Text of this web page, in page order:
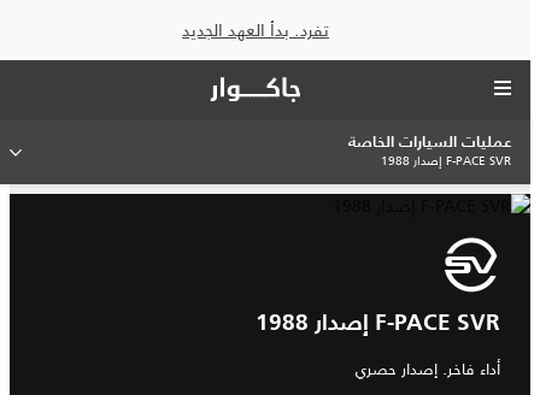
تفرد. بدأ العهد الجديد
عمليات السيارات الخاصة
F-PACE SVR إصدار 1988
F-PACE SVR إصدار 1988
أداء فاخر. إصدار حصري